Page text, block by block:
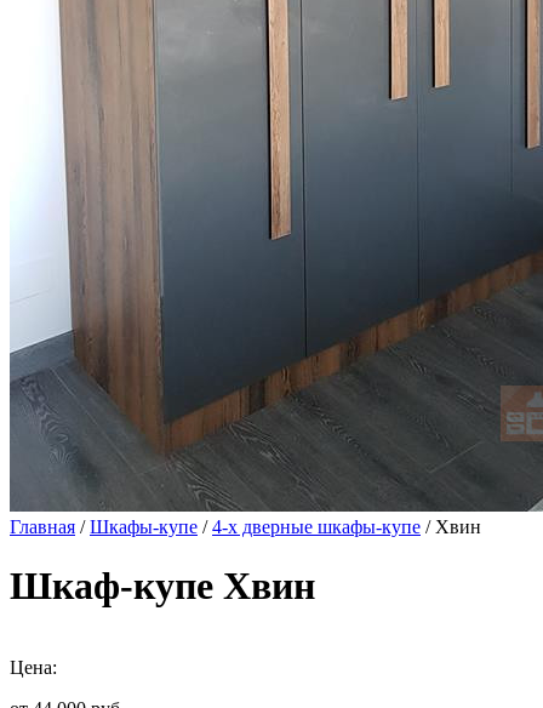
Главная /Шкафы-купе /4-х дверные шкафы-купе / Хвин
Шкаф-купе Хвин
Цена: